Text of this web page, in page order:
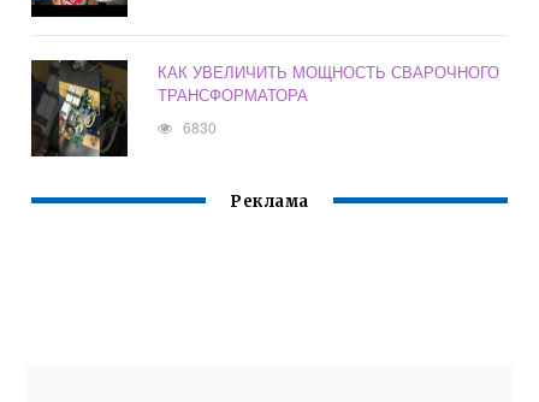
КАК УВЕЛИЧИТЬ МОЩНОСТЬ СВАРОЧНОГО
ТРАНСФОРМАТОРА
6830
Реклама